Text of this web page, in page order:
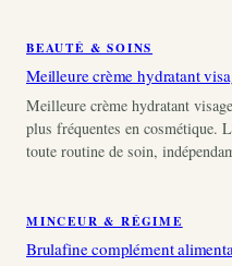
BEAUTÉ & SOINS
Meilleure crème hydratant
Meilleure crème hydratant
plus fréquentes en cosmétique.
toute routine de soin,
MINCEUR & RÉGIME
Brulafine complément